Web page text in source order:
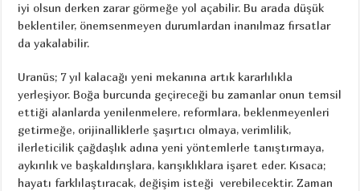
iyi olsun derken zarar görmeğe yol açabilir. Bu arada düşük
beklentiler, önemsenmeyen durumlardan inanılmaz fırsatlar
da yakalabilir.
Uranüs; 7 yıl kalacağı yeni mekanına artık kararlılıkla
yerleşiyor. Boğa burcunda geçireceği bu zamanlar onun temsil
ettiği alanlarda yenilenmelere, reformlara, beklenmeyenleri
getirmeğe, orijinalliklerle şaşırtıcı olmaya, verimlilik,
ilerleticilik çağdaşlık adına yeni yöntemlerle tanıştırmaya,
aykırılık ve başkaldırışlara, karışıklıklara işaret eder. Kısaca;
hayatı farklılaştıracak, değişim isteği verebilecektir. Zaman